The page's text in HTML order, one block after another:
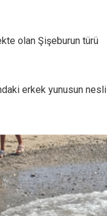
olan Şişeburun türü
erkek yunusun nesli